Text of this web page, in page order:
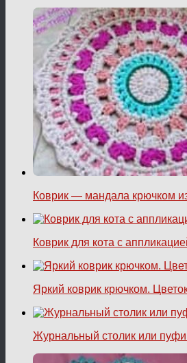
Коврик — мандала крючком
Коврик для кота с
Яркий коврик крючком.
Журнальный столик или